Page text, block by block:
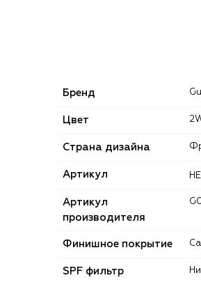
Бренд
Цвет
Страна дизайна
Артикул
Артикул
производителя
Финишное покрытие
SPF фильтр